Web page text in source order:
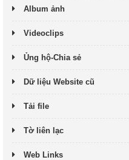
Album ảnh
Videoclips
Ủng hộ-Chia sẻ
Dữ liệu Website cũ
Tải file
Tờ liên lạc
Web Links